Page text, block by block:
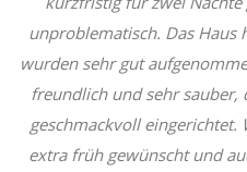
unproblematisch. Das Haus
wurden sehr gut
freundlich und sehr
geschmackvoll eingerichtet.
extra früh gewünscht und